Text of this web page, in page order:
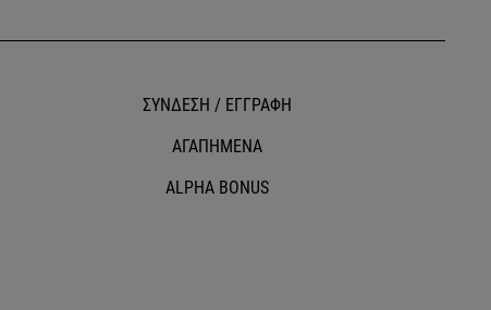
ΣΥΝΔΕΣΗ / ΕΓΓΡΑΦΗ
ΑΓΑΠΗΜΕΝΑ
ALPHA BONUS